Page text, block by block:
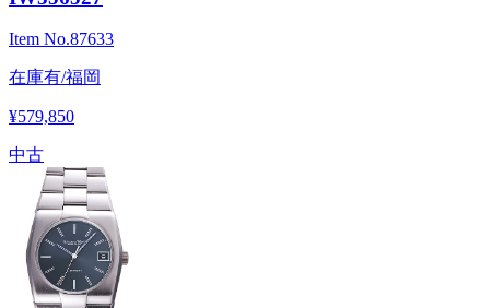
Item No.87633
在庫有/福岡
¥579,850
中古